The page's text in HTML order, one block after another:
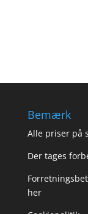
Bemærk
Alle priser på
Der tages
her